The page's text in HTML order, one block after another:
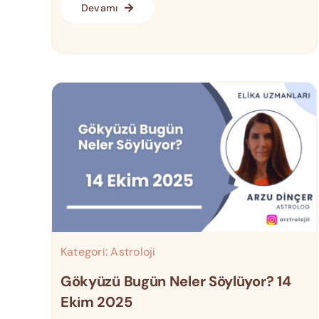
Devamı
Kategori:Astroloji
Gökyüzü Bugün Neler Söylüyor? 14
Ekim 2025